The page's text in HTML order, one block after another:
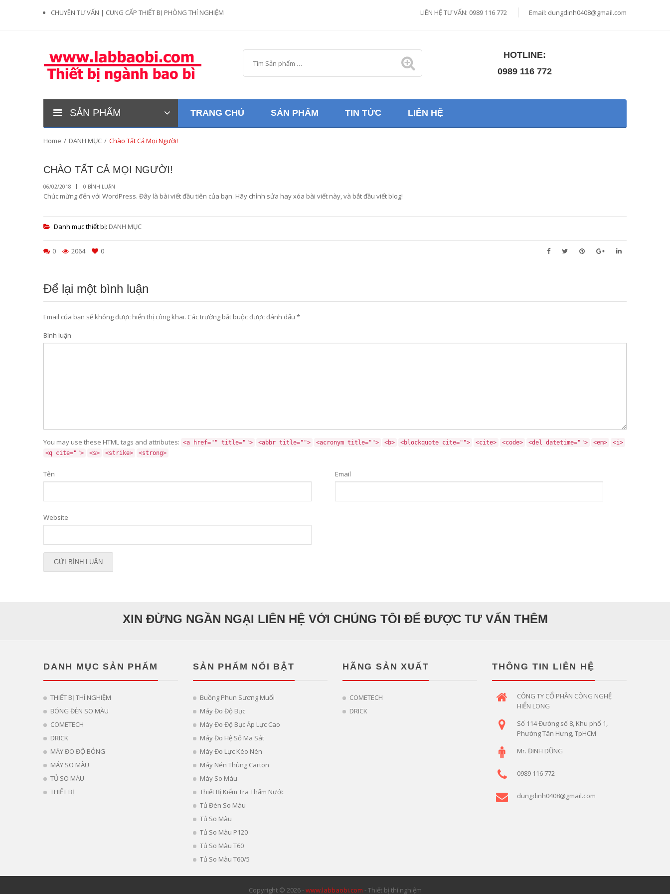
CHUYÊN TƯ VẤN | CUNG CẤP THIẾT BỊ PHÒNG THÍ NGHIỆM LIÊN HỆ TƯ VẤN: 0989 116 772 Email: dungdinh0408@gmail.com
HOTLINE:
0989 116 772
SẢN PHẨM TRANG CHỦ SẢN PHẨM TIN TỨC LIÊN HỆ
Home / DANH MỤC / Chào Tất Cả Mọi Người!
CHÀO TẤT CẢ MỌI NGƯỜI!
06/02/2018 0 BÌNH LUẬN
Chúc mừng đến với WordPress. Đây là bài viết đầu tiên của bạn. Hãy chỉnh sửa hay xóa bài viết này, và bắt đầu viết blog!
Danh mục thiết bị: DANH MỤC
0 2064 0
Để lại một bình luận
Email của bạn sẽ không được hiển thị công khai. Các trường bắt buộc được đánh dấu *
Bình luận
You may use these HTML tags and attributes: <a href="" title=""> <abbr title=""> <acronym title=""> <b> <blockquote cite=""> <cite> <code> <del datetime=""> <em>
<i>
<q cite="">
<s> <strike> <strong>
Tên Email
Website
XIN ĐỪNG NGẦN NGẠI LIÊN HỆ VỚI CHÚNG TÔI ĐỂ ĐƯỢC TƯ VẤN THÊM
DANH MỤC SẢN PHẨM
THIẾT BỊ THÍ NGHIỆM
BÓNG ĐÈN SO MÀU
COMETECH
DRICK
MÁY ĐO ĐỘ BÓNG
MÁY SO MÀU
TỦ SO MÀU
THIẾT BỊ
SẢN PHẨM NỔI BẬT
Buồng Phun Sương Muối
Máy Đo Độ Bục
Máy Đo Độ Bục Áp Lực Cao
Máy Đo Hệ Số Ma Sát
Máy Đo Lực Kéo Nén
Máy Nén Thùng Carton
Máy So Màu
Thiết Bị Kiểm Tra Thấm Nước
Tủ Đèn So Màu
Tủ So Màu
Tủ So Màu P120
Tủ So Màu T60
Tủ So Màu T60/5
HÃNG SẢN XUẤT
COMETECH
DRICK
THÔNG TIN LIÊN HỆ
CÔNG TY CỔ PHẦN CÔNG NGHỆ
HIỂN LONG
Số 114 Đường số 8, Khu phố 1,
Phường Tân Hưng, TpHCM
Mr. ĐINH DŨNG
0989 116 772
dungdinh0408@gmail.com
Copyright © 2026 -www.labbaobi.com - Thiết bị thí nghiệm